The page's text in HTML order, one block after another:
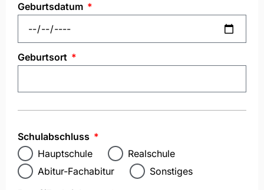
Geburtsdatum
Geburtsort
Schulabschluss
Hauptschule
Realschule
Abitur-Fachabitur
Sonstiges